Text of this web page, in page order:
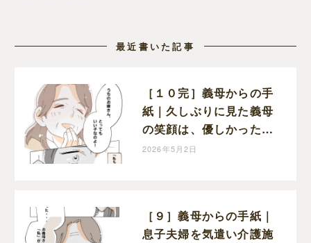
最近書いた記事
［１０完］義母からの手
紙｜久しぶりに見た義母
の笑顔は、優しかった頃
と変わらぬ笑顔だった
2026年5月2日
［９］義母からの手紙｜
息子夫婦を気遣い介護施